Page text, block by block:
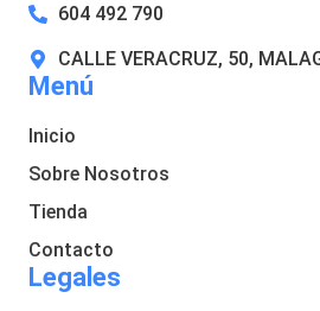
Menú
Inicio
Sobre Nosotros
Tienda
Contacto
Legales
604 492 790
CALLE VERACRUZ, 50,